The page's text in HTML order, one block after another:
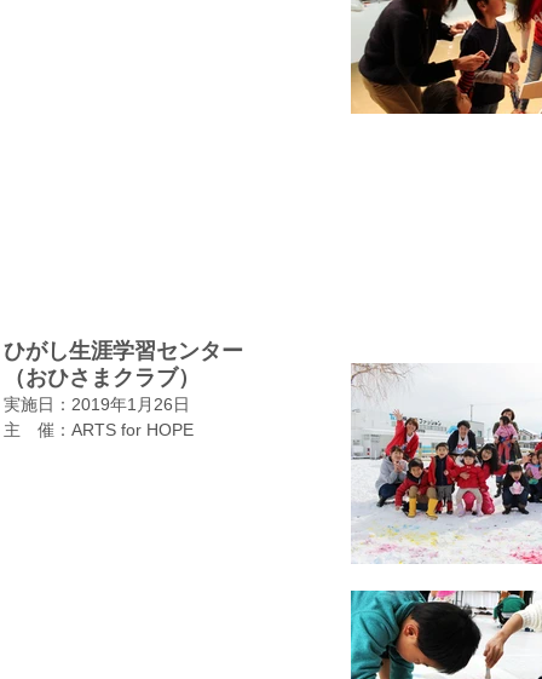
ひがし生涯学習センター
​（おひさまクラブ）
実施日：2019年1月26日
​主 催：ARTS for HOPE